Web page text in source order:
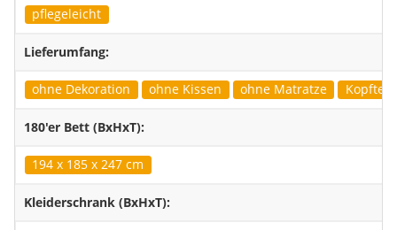
pflegeleicht
Lieferumfang:
ohne Dekoration ohne Kissen ohne Matratze Kopfteil
180'er Bett (BxHxT):
194 x 185 x 247 cm
Kleiderschrank (BxHxT):